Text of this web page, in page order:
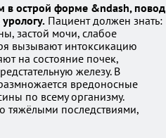
в острой форме &ndash, повод
Пациент должен знать:
застой мочи, слабое
вызывают интоксикацию
на состояние почек,
железу. В
вредоносные
по всему организму.
тяжёлыми последствиями,